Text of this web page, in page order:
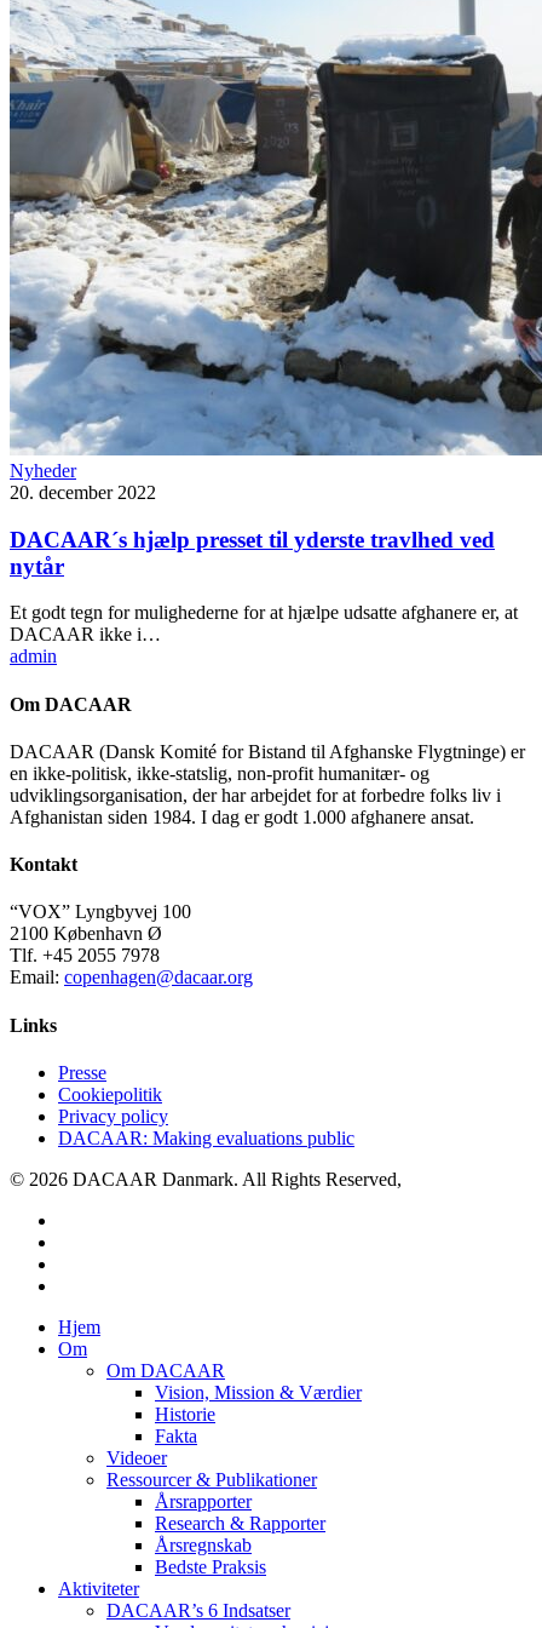
Nyheder
20. december 2022
DACAAR´s hjælp presset til yderste travlhed ved
nytår
Et godt tegn for mulighederne for at hjælpe udsatte afghanere er, at
DACAAR ikke i…
admin
Om DACAAR
DACAAR (Dansk Komité for Bistand til Afghanske Flygtninge) er
en ikke-politisk, ikke-statslig, non-profit humanitær- og
udviklingsorganisation, der har arbejdet for at forbedre folks liv i
Afghanistan siden 1984. I dag er godt 1.000 afghanere ansat.
Kontakt
“VOX” Lyngbyvej 100
2100 København Ø
Tlf. +45 2055 7978
Email: copenhagen@dacaar.org
Links
Presse
Cookiepolitik
Privacy policy
DACAAR: Making evaluations public
© 2026 DACAAR Danmark. All Rights Reserved,
Close
Menu
Hjem
Om
Om DACAAR
Vision, Mission & Værdier
Historie
Fakta
Videoer
Ressourcer & Publikationer
Årsrapporter
Research & Rapporter
Årsregnskab
Bedste Praksis
Aktiviteter
DACAAR’s 6 Indsatser